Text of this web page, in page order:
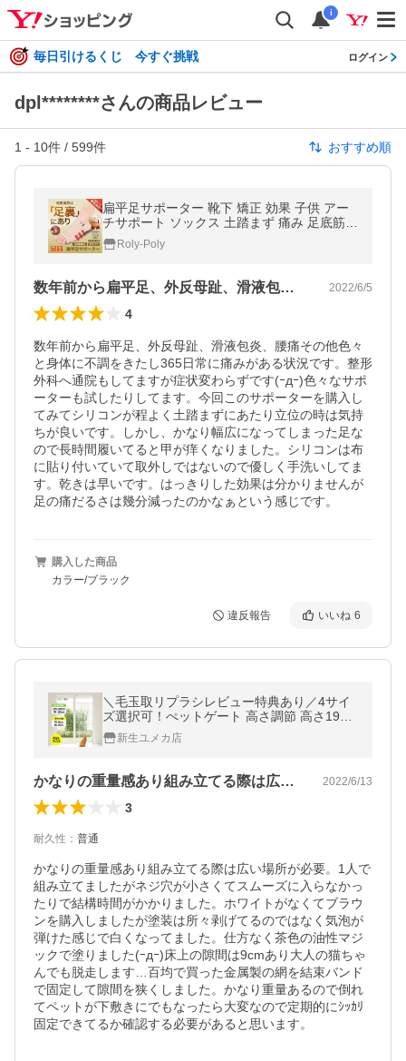
i
毎日引けるくじ 今すぐ挑戦 ログイン
dpl********さんの商品レビュー
1 - 10件 / 599件 おすすめ順
扁平足サポーター 靴下 矯正 効果 子供 アー
チサポート ソックス 土踏まず 痛み 足底筋膜
炎 足裏保護 左右セット
Roly-Poly
数年前から扁平足、外反母趾、滑液包炎、… 2022/6/5
4
数年前から扁平足、外反母趾、滑液包炎、腰痛その他色々
と身体に不調をきたし365日常に痛みがある状況です。整形
外科へ通院もしてますが症状変わらずです(ｰдｰ)色々なサポ
ーターも試したりしてます。今回このサポーターを購入し
てみてシリコンが程よく土踏まずにあたり立位の時は気持
ちが良いです。しかし、かなり幅広になってしまった足な
ので長時間履いてると甲が痒くなりました。シリコンは布
に貼り付いていて取外しではないので優しく手洗いしてま
す。乾きは早いです。はっきりした効果は分かりませんが
足の痛だるさは幾分減ったのかなぁという感じです。
購入した商品
カラー/ブラック
違反報告 いいね 6
＼毛玉取リプラシレビュー特典あり／4サイ
ズ選択可！ぺットゲート 高さ調節 高さ19
1〜255 205〜285cm 取付幅75〜81cm 85〜
91cm ペット ゲート 猫用 フェンス 柵
新生ユメカ店
かなりの重量感あり組み立てる際は広い場… 2022/6/13
3
耐久性 ： 普通
かなりの重量感あり組み立てる際は広い場所が必要。1人で
組み立てましたがネジ穴が小さくてスムーズに入らなかっ
たりで結構時間がかかりました。ホワイトがなくてブラウ
ンを購入しましたが塗装は所々剥げてるのではなく気泡が
弾けた感じで白くなってました。仕方なく茶色の油性マジ
ックで塗りました(ｰдｰ)床上の隙間は9cmあり大人の猫ちゃ
んでも脱走します…百均で買った金属製の網を結束バンド
で固定して隙間を狭くしました。かなり重量あるので倒れ
てペットが下敷きにでもなったら大変なので定期的にｼｯｶﾘ
固定できてるか確認する必要があると思います。